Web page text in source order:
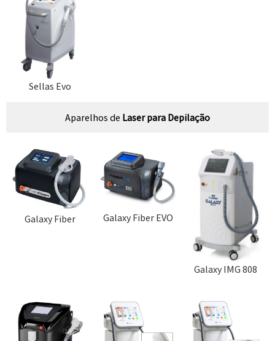
Sellas Evo
Aparelhos de Laser para Depilação
Galaxy Fiber Galaxy Fiber EVO
Galaxy IMG 808